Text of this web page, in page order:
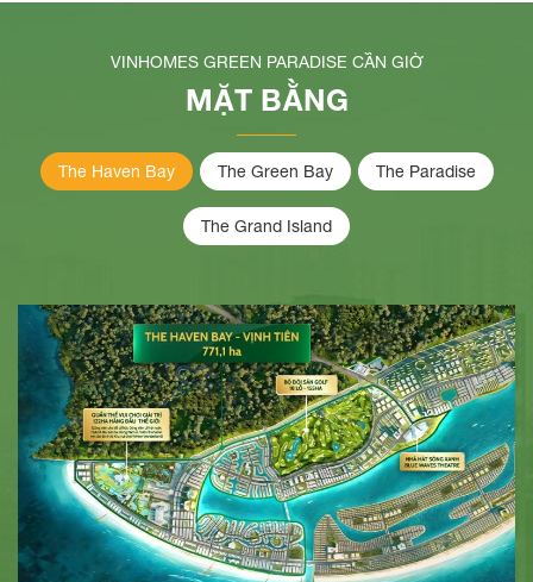
VINHOMES GREEN PARADISE CẦN GIỜ
MẶT BẰNG
The Haven Bay The Green Bay The Paradise
The Grand Island